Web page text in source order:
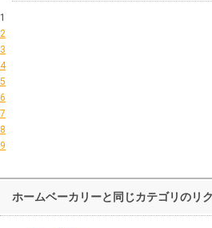
1
2
3
4
5
6
7
8
9
ホームベーカリーと同じカテゴリのリ